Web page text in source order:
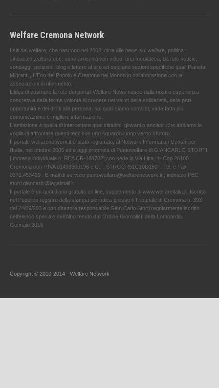
Welfare Cremona Network
I siti del welfare, che nascono nel 2002, oltre alle news sul welfare, politica ,
sindacale ,cultura ecc. sono arricchiti con video, una mediateca, da foto notizie,
sondaggi, petizioni, blog e lettere al sito ed ospitano sezioni specifiche quali Pianeta
Migranti , L'Eco del Popolo e Cremona nel Mondo in collaborazione con le
associazioni di riferimento.
L'idea di costruire la rete dei portali Welfare News nasce dalla nostra esperienza
concreta e dalla ferma volontà di credere nei valori della solidarietà, delle pari
opportunità e dei diritti alla persona, sui quali siamo convinti, vada fatta più
comunicazione e migliore informazione.
L'ambizione è quella di intercettare quei cittadini, giovani o anziani, che abbiamo la
voglia di affrontare questi temi con uno sguardo lungo verso il futuro.
Il portale welfarenetwork.it è stato registrato, al Network Information Center per
l'Italia, nell’ottobre 2005 ed è oggi proprietà di Puntowelfare di GIANCARLO STORTI
[Impresa individuale n. REA CR-188702] con sede in Via Litta, 4- Cap 26100
Cremona con P.IVA 01493300196 e C.F. STRGCR51C10D150T. Tel. e Fax
0372.453429 . E-mail di servizio puntowelfare@welfarenetwork.it ; indirizzo PEC
storti.giancarlo@legalmail.it
Il portale è un quotidiano gratuito on line, supplemento di www.welfareitalia.it ,Iscritto
nel Pubblico registro della stampa periodica presso il Tribunale di Cremona n. 393
dal 24/09/203 e con direttore responsabile Gian Carlo Storti regolarmente iscritto
nell’elenco speciale dell’Albo tenuto dall’Ordine Giornalisti della Lombardia.
Gennaio 2016
Copyright © 2010-2014 - Welfare Network